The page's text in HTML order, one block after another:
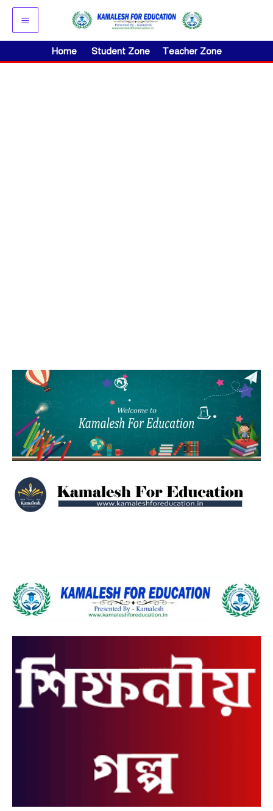
Skip
content
Home Student Zone Teacher Zone